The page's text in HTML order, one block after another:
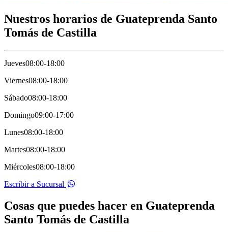
Nuestros horarios de Guateprenda Santo
Tomás de Castilla
Jueves08:00-18:00
Viernes08:00-18:00
Sábado08:00-18:00
Domingo09:00-17:00
Lunes08:00-18:00
Martes08:00-18:00
Miércoles08:00-18:00
Escribir a Sucursal
Cosas que puedes hacer en Guateprenda
Santo Tomás de Castilla